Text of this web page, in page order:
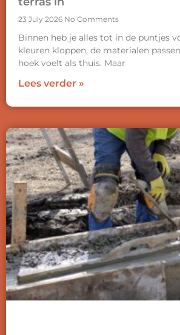
23 July 2026 No Comments
Binnen heb je alles tot in de puntjes
kleuren kloppen, de materialen
hoek voelt als thuis. Maar
Lees verder »